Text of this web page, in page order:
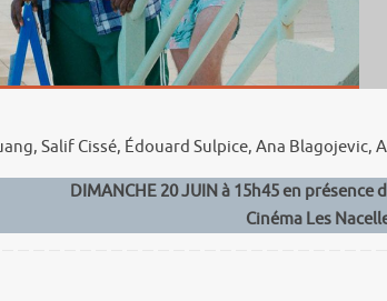
Salif Cissé, Édouard Sulpice, Ana Blagojevic,
DIMANCHE 20 JUIN à 15h45 en présence
Cinéma Les